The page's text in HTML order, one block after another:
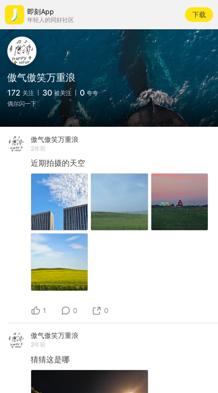
即刻App
年轻人的同好社区
下载
傲气傲笑万重浪
172 关注 30 被关注 0 夸夸
偶尔闪一下
傲气傲笑万重浪
2年前
近期拍摄的天空
1 0 0
傲气傲笑万重浪
2年前
猜猜这是哪